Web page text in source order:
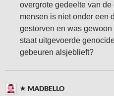
overgrote gedeelte van
mensen is niet onder een
gestorven en was
staat uitgevoerde
gebeuren alsjeblieft?
MADBELLO